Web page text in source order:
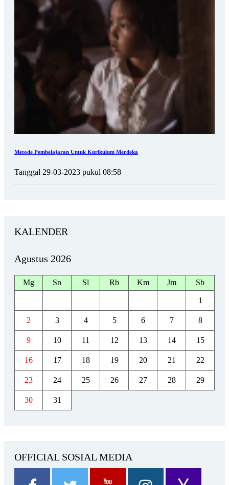
Metode Pembelajaran Untuk Kurikulum Merdeka
Tanggal 29-03-2023 pukul 08:58
KALENDER
Agustus 2026
Mg Sn Sl Rb Km Jm Sb
1
2 3 4 5 6 7 8
9 10 11 12 13 14 15
16 17 18 19 20 21 22
23 24 25 26 27 28 29
30 31
OFFICIAL SOSIAL MEDIA